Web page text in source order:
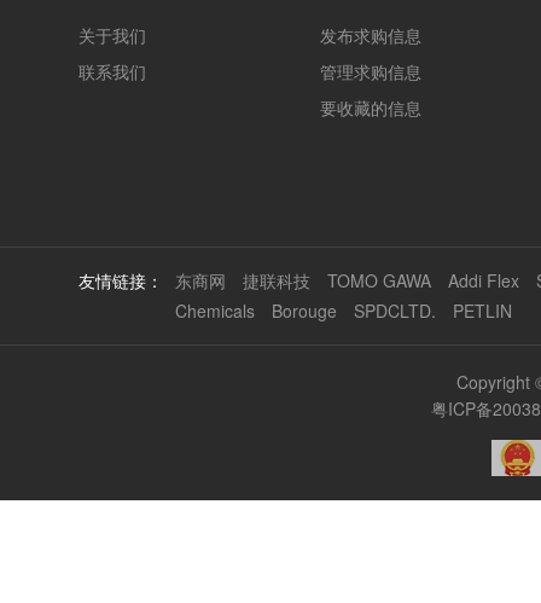
关于我们
联系我们
发布求购信息
管理求购信息
要收藏的信息
友情链接： 东商网 捷联科技 TOMO GAWA Addi Flex
Chemicals
Borouge SPDCLTD. PETLIN
Copyright
粤ICP备